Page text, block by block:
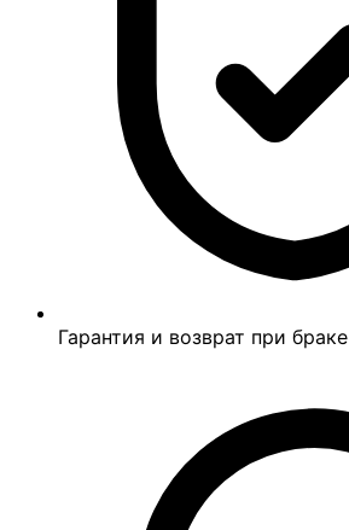
Гарантия и возврат при браке